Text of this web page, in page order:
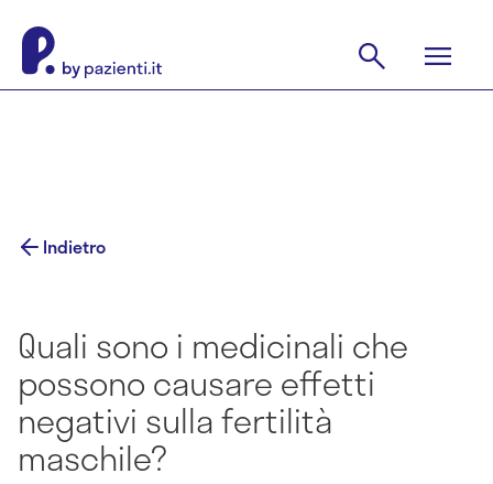
Indietro
Quali sono i medicinali che
possono causare effetti
negativi sulla fertilità
maschile?